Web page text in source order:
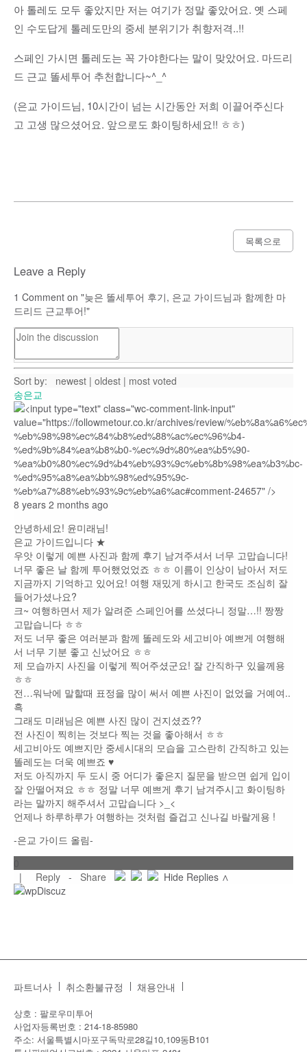
아 톨레도 모두 좋았지만 저는 여기가 정말 좋았어요. 옛 스페
인 수도답게 톨레도만의 중세 분위기가 취향저격..!!
스페인 가시면 톨레도는 꼭 가야한다는 말이 맞았어요. 마드리
드 근교 똘세투어 추천합니다~^_^
(은교 가이드님, 10시간이 넘는 시간동안 저희 이끌어주신다
고 고생 많으셨어요. 앞으로도 화이팅하세요!! ㅎㅎ)
목록으로
Leave a Reply
1 Comment on "늦은 똘세투어 후기, 은교 가이드님과 함께한 마
드리드 근교투어!"
Sort by: newest | oldest | most voted
송은교
8 years 2 months ago
안녕하세요! 윤미래님!
은교 가이드입니다 ★
우앗 이렇게 예쁜 사진과 함께 후기 남겨주셔서 너무 고맙습니다!
너무 좋은 날 함께 투어했었었죠 ㅎㅎ 이름이 인상이 남아서 저도
지금까지 기억하고 있어요! 여행 재밌게 하시고 한국도 조심히 잘
들어가셨나요?
크~ 여행하면서 제가 알려준 스페인어를 쓰셨다니 정말…!! 짱짱
고맙습니다 ㅎㅎ
저도 너무 좋은 여러분과 함께 똘레도와 세고비아 예쁘게 여행해
서 너무 기분 좋고 신났어요 ㅎㅎ
제 모습까지 사진을 이렇게 찍어주셨군요! 잘 간직하구 있을께용
ㅎㅎ
전…워낙에 말할때 표정을 많이 써서 예쁜 사진이 없었을 거예여..
흑
그래도 미래님은 예쁜 사진 많이 건지셨죠??
전 사진이 찍히는 것보다 찍는 것을 좋아해서 ㅎㅎ
세고비아도 예쁘지만 중세시대의 모습을 고스란히 간직하고 있는
똘레도는 더욱 예쁘죠 ♥
저도 아직까지 두 도시 중 어디가 좋은지 질문을 받으면 쉽게 입이
잘 안떨어져요 ㅎㅎ 정말 너무 예쁘게 후기 남겨주시고 화이팅하
라는 말까지 해주셔서 고맙습니다 >_<
언제나 하루하루가 여행하는 것처럼 즐겁고 신나길 바랄게용 !
-은교 가이드 올림-
|
Reply - Share Hide Replies ∧
파트너사 취소환불규정 채용안내
상호 : 팔로우미투어
사업자등록번호 : 214-18-85980
주소: 서울특별시마포구독막로28길10,109동B101